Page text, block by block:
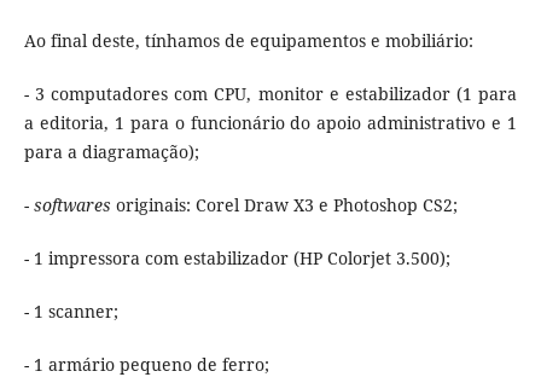
Ao final deste, tínhamos de equipamentos e mobiliário:
- 3 computadores com CPU, monitor e estabilizador (1 para
a editoria, 1 para o funcionário do apoio administrativo e 1
para a diagramação);
- softwares originais: Corel Draw X3 e Photoshop CS2;
- 1 impressora com estabilizador (HP Colorjet 3.500);
- 1 scanner;
- 1 armário pequeno de ferro;